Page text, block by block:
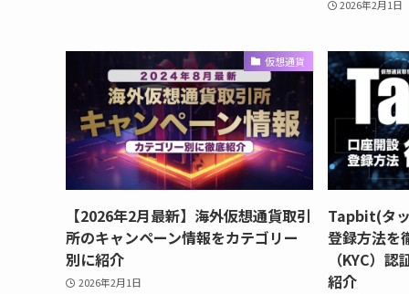
2026年2月1日
仮想通貨
【2026年2月最新】海外仮想通貨取引
所のキャンペーン情報をカテゴリー
別に紹介
2026年2月1日
Tapbit(タ
登録方法を
（KYC）
紹介